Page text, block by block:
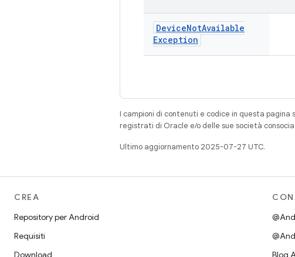
DeviceNotAvailable
Exception
I campioni di contenuti e codice in questa
registrati di Oracle e/o delle sue società
Ultimo aggiornamento 2025-07-27 UTC.
CREA
Repository per Android
Requisiti
Download
Blog